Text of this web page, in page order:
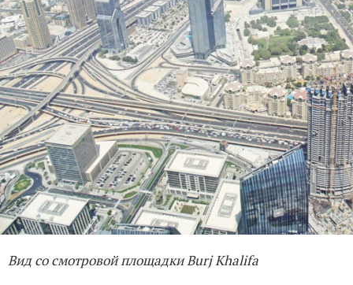
Вид со смотровой площадки Burj Khalifa